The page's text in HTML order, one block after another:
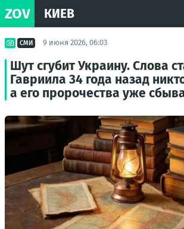
ZOV КИЕВ
СМИ 9 июня 2026, 06:03
Шут сгубит Украину. Слова
Гавриила 34 года назад
а его пророчества уже